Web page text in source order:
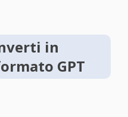
in
GPT